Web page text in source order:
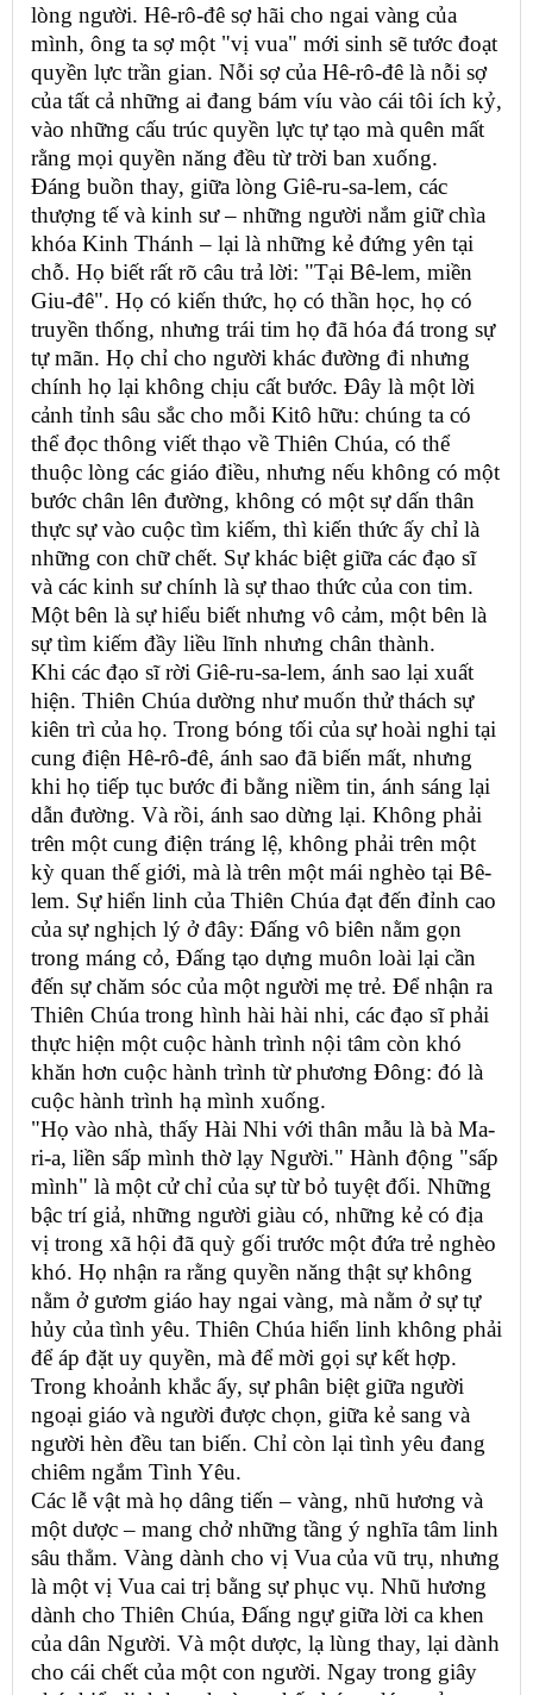
lòng người. Hê-rô-đê sợ hãi cho ngai vàng của
mình, ông ta sợ một "vị vua" mới sinh sẽ tước đoạt
quyền lực trần gian. Nỗi sợ của Hê-rô-đê là nỗi sợ
của tất cả những ai đang bám víu vào cái tôi ích kỷ,
vào những cấu trúc quyền lực tự tạo mà quên mất
rằng mọi quyền năng đều từ trời ban xuống.
Đáng buồn thay, giữa lòng Giê-ru-sa-lem, các
thượng tế và kinh sư – những người nắm giữ chìa
khóa Kinh Thánh – lại là những kẻ đứng yên tại
chỗ. Họ biết rất rõ câu trả lời: "Tại Bê-lem, miền
Giu-đê". Họ có kiến thức, họ có thần học, họ có
truyền thống, nhưng trái tim họ đã hóa đá trong sự
tự mãn. Họ chỉ cho người khác đường đi nhưng
chính họ lại không chịu cất bước. Đây là một lời
cảnh tỉnh sâu sắc cho mỗi Kitô hữu: chúng ta có
thể đọc thông viết thạo về Thiên Chúa, có thể
thuộc lòng các giáo điều, nhưng nếu không có một
bước chân lên đường, không có một sự dấn thân
thực sự vào cuộc tìm kiếm, thì kiến thức ấy chỉ là
những con chữ chết. Sự khác biệt giữa các đạo sĩ
và các kinh sư chính là sự thao thức của con tim.
Một bên là sự hiểu biết nhưng vô cảm, một bên là
sự tìm kiếm đầy liều lĩnh nhưng chân thành.
Khi các đạo sĩ rời Giê-ru-sa-lem, ánh sao lại xuất
hiện. Thiên Chúa dường như muốn thử thách sự
kiên trì của họ. Trong bóng tối của sự hoài nghi tại
cung điện Hê-rô-đê, ánh sao đã biến mất, nhưng
khi họ tiếp tục bước đi bằng niềm tin, ánh sáng lại
dẫn đường. Và rồi, ánh sao dừng lại. Không phải
trên một cung điện tráng lệ, không phải trên một
kỳ quan thế giới, mà là trên một mái nghèo tại Bê-
lem. Sự hiển linh của Thiên Chúa đạt đến đỉnh cao
của sự nghịch lý ở đây: Đấng vô biên nằm gọn
trong máng cỏ, Đấng tạo dựng muôn loài lại cần
đến sự chăm sóc của một người mẹ trẻ. Để nhận ra
Thiên Chúa trong hình hài hài nhi, các đạo sĩ phải
thực hiện một cuộc hành trình nội tâm còn khó
khăn hơn cuộc hành trình từ phương Đông: đó là
cuộc hành trình hạ mình xuống.
"Họ vào nhà, thấy Hài Nhi với thân mẫu là bà Ma-
ri-a, liền sấp mình thờ lạy Người." Hành động "sấp
mình" là một cử chỉ của sự từ bỏ tuyệt đối. Những
bậc trí giả, những người giàu có, những kẻ có địa
vị trong xã hội đã quỳ gối trước một đứa trẻ nghèo
khó. Họ nhận ra rằng quyền năng thật sự không
nằm ở gươm giáo hay ngai vàng, mà nằm ở sự tự
hủy của tình yêu. Thiên Chúa hiển linh không phải
để áp đặt uy quyền, mà để mời gọi sự kết hợp.
Trong khoảnh khắc ấy, sự phân biệt giữa người
ngoại giáo và người được chọn, giữa kẻ sang và
người hèn đều tan biến. Chỉ còn lại tình yêu đang
chiêm ngắm Tình Yêu.
Các lễ vật mà họ dâng tiến – vàng, nhũ hương và
một dược – mang chở những tầng ý nghĩa tâm linh
sâu thẳm. Vàng dành cho vị Vua của vũ trụ, nhưng
là một vị Vua cai trị bằng sự phục vụ. Nhũ hương
dành cho Thiên Chúa, Đấng ngự giữa lời ca khen
của dân Người. Và một dược, lạ lùng thay, lại dành
cho cái chết của một con người. Ngay trong giây